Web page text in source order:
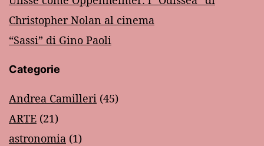
Christopher Nolan al cinema
“Sassi” di Gino Paoli
Categorie
Andrea Camilleri (45)
ARTE (21)
astronomia (1)